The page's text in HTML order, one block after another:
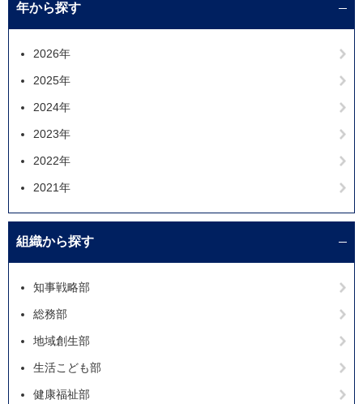
年から探す
2026年
2025年
2024年
2023年
2022年
2021年
組織から探す
知事戦略部
総務部
地域創生部
生活こども部
健康福祉部